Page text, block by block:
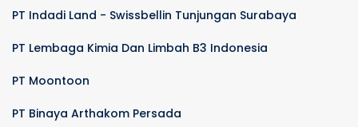
PT Indadi Land - Swissbellin Tunjungan Surabaya
PT Lembaga Kimia Dan Limbah B3 Indonesia
PT Moontoon
PT Binaya Arthakom Persada